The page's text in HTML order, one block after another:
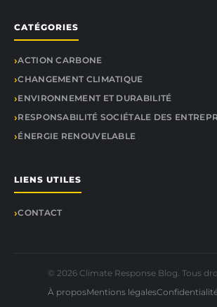
CATÉGORIES
ACTION CARBONE
CHANGEMENT CLIMATIQUE
ENVIRONNEMENT ET DURABILITÉ
RESPONSABILITÉ SOCIÉTALE DES
ÉNERGIE RENOUVELABLE
LIENS UTILES
CONTACT
© 2026 Climate Response Blog. Tous
À proposMentions légales